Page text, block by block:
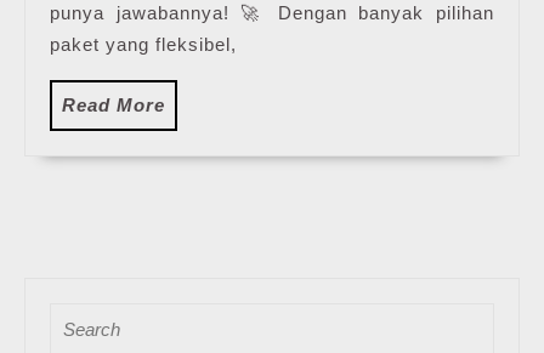
punya jawabannya! 🚀 Dengan banyak pilihan
paket yang fleksibel,
Read More
More
for: